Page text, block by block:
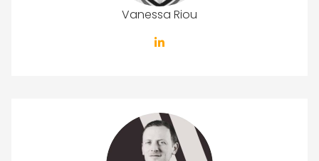
Vanessa Riou